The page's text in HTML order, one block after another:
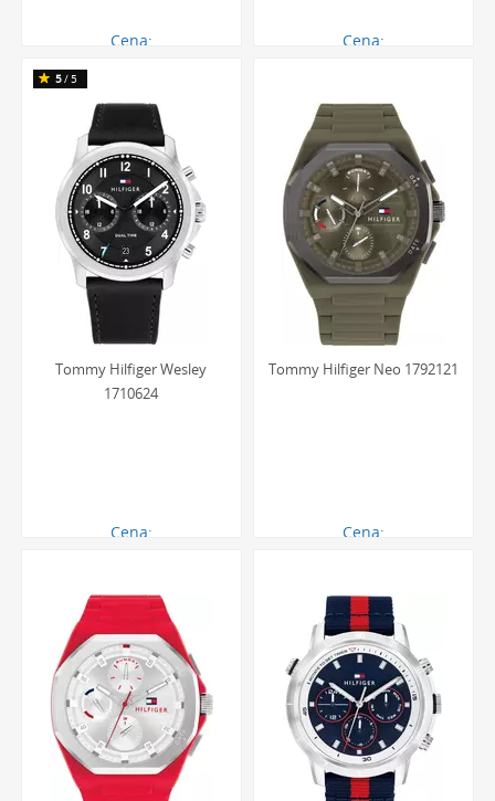
Cena:
Cena:
Tommy Hilfiger Wesley
1710624
Cena:
5/5
Tommy Hilfiger Neo 1792121
Cena: